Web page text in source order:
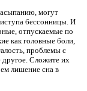
могут
бессонницы. И
отпускаемые по
как головные боли,
проблемы с
другое. Сложите их
лишение сна в